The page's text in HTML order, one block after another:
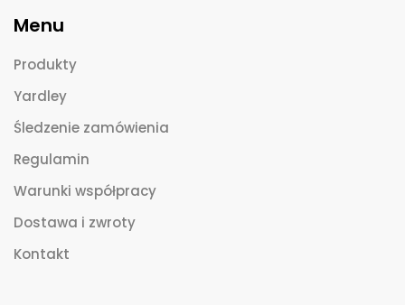
Menu
Produkty
Yardley
Śledzenie zamówienia
Regulamin
Warunki współpracy
Dostawa i zwroty
Kontakt